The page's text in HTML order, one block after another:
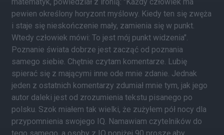
pewien określony horyzont myślowy. Kiedy ten się zwęża
i staje się nieskończenie mały, zamienia się w punkt.
Wtedy człowiek mówi: To jest mój punkt widzenia".
Poznanie świata dobrze jest zacząć od poznania
samego siebie. Chętnie czytam komentarze. Lubię
spierać się z mającymi inne ode mnie zdanie. Jednak
jeden z ostatnich komentarzy zdumiał mnie tym, jak jego
autor daleki jest od zrozumienia tekstu pisanego po
polsku. Szok miałem tak wielki, że zużyłem pół nocy dla
przypomnienia swojego IQ. Namawiam czytelników do